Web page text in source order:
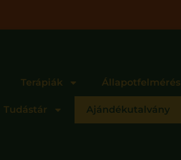
Terápiák Állapotfelmérés
Tudástár Ajándékutalvány